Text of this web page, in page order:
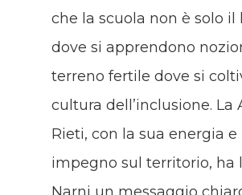
che la scuola non è solo il
dove si apprendono
terreno fertile dove si
cultura dell’inclusione. La
Rieti, con la sua energia e
impegno sul territorio, ha
Narni un messaggio